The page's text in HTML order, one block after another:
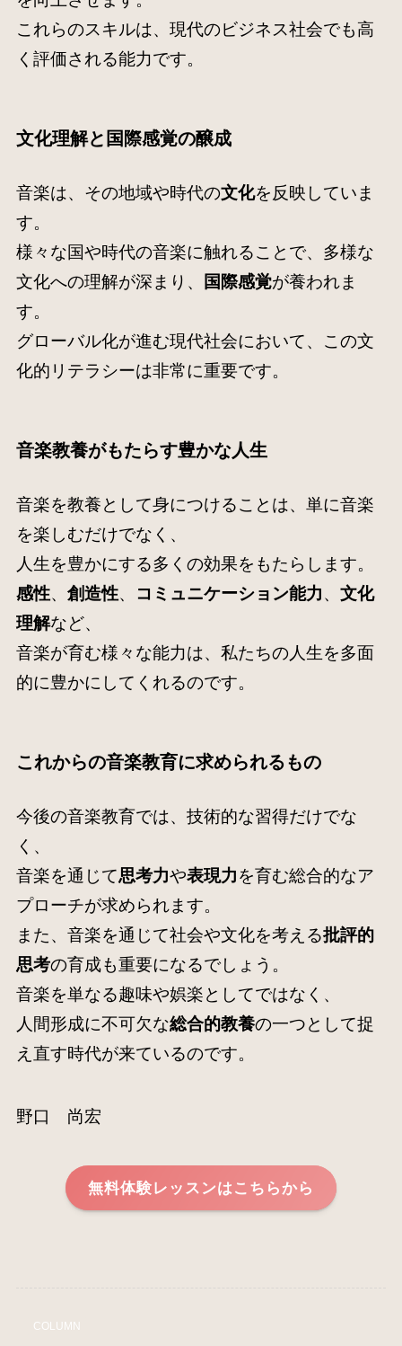
これらのスキルは、現代のビジネス社会でも高
く評価される能力です。
文化理解と国際感覚の醸成
音楽は、その地域や時代の文化を反映していま
す。
様々な国や時代の音楽に触れることで、多様な
文化への理解が深まり、
国際感覚が養われま
す。
グローバル化が進む現代社会において、この文
化的リテラシーは非常に重要です。
音楽教養がもたらす豊かな人生
音楽を教養として身につけることは、単に音楽
を楽しむだけでなく、
人生を豊かにする多くの効果をもたらします。
感性、 創造性、 コミュニケーション能力、 文化
理解など、
音楽が育む様々な能力は、私たちの人生を多面
的に豊かにしてくれるのです。
これからの音楽教育に求められるもの
今後の音楽教育では、技術的な習得だけでな
く、
音楽を通じて思考力や表現力を育む総合的なア
プローチが求められます。
また、音楽を通じて社会や文化を考える批評的
思考の育成も重要になるでしょう。
音楽を単なる趣味や娯楽としてではなく、
人間形成に不可欠な総合的教養の一つとして捉
え直す時代が来ているのです。
野口 尚宏
無料体験レッスンはこちらから
COLUMN